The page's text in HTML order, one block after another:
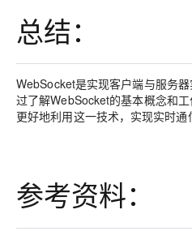
总结：
WebSocket是实现客户端与服务
过了解WebSocket的基本概念和
更好地利用这一技术，实现实时通
参考资料：